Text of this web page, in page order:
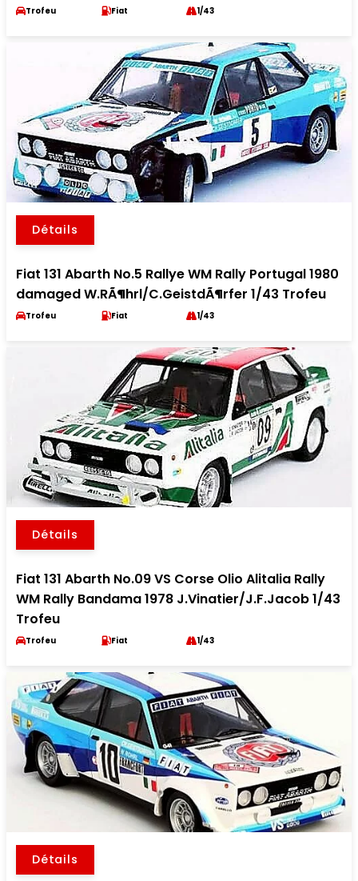
Trofeu Fiat 1/43
Détails
Fiat 131 Abarth No.5 Rallye WM Rally Portugal 1980
damaged W.RÃ¶hrl/C.GeistdÃ¶rfer 1/43 Trofeu
Trofeu Fiat 1/43
Détails
Fiat 131 Abarth No.09 VS Corse Olio Alitalia Rally
WM Rally Bandama 1978 J.Vinatier/J.F.Jacob 1/43
Trofeu
Trofeu Fiat 1/43
Détails